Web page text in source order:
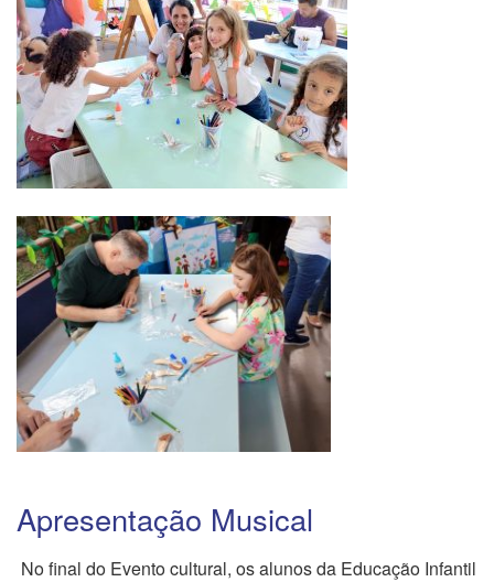
Apresentação Musical
No final do Evento cultural, os alunos da Educação Infantil